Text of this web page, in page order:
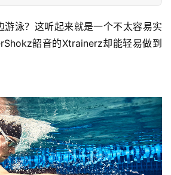
游泳？这听起来就是一个不太容易实
韶音的Xtrainerz却能轻易做到